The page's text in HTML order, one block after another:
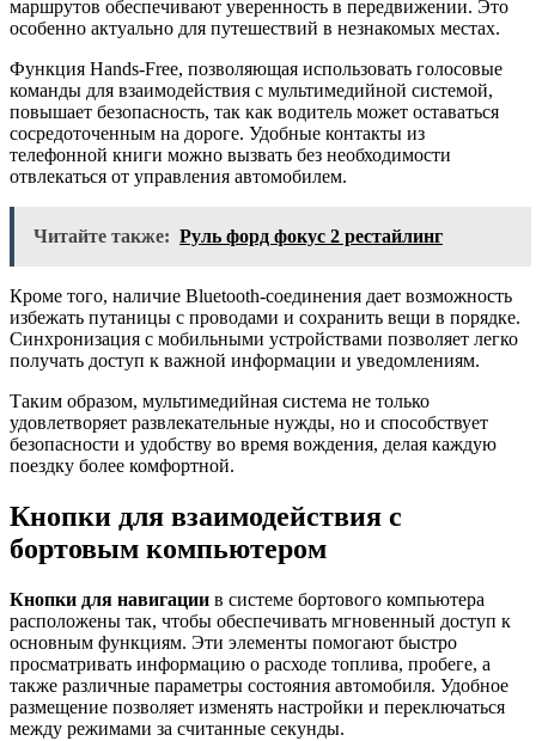
маршрутов обеспечивают уверенность в передвижении. Это
особенно актуально для путешествий в незнакомых местах.
Функция Hands-Free, позволяющая использовать голосовые
команды для взаимодействия с мультимедийной системой,
повышает безопасность, так как водитель может оставаться
сосредоточенным на дороге. Удобные контакты из
телефонной книги можно вызвать без необходимости
отвлекаться от управления автомобилем.
Читайте также: Руль форд фокус 2 рестайлинг
Кроме того, наличие Bluetooth-соединения дает возможность
избежать путаницы с проводами и сохранить вещи в порядке.
Синхронизация с мобильными устройствами позволяет легко
получать доступ к важной информации и уведомлениям.
Таким образом, мультимедийная система не только
удовлетворяет развлекательные нужды, но и способствует
безопасности и удобству во время вождения, делая каждую
поездку более комфортной.
Кнопки для взаимодействия с
бортовым компьютером
Кнопки для навигации в системе бортового компьютера
расположены так, чтобы обеспечивать мгновенный доступ к
основным функциям. Эти элементы помогают быстро
просматривать информацию о расходе топлива, пробеге, а
также различные параметры состояния автомобиля. Удобное
размещение позволяет изменять настройки и переключаться
между режимами за считанные секунды.